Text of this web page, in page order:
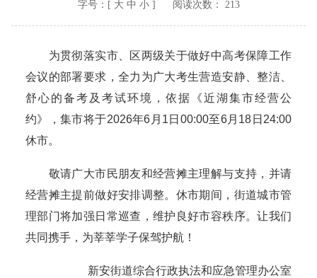
字号：[ 大 中 小] 阅读次数： 213
为贯彻落实市、区两级关于做好中高考保障工作
会议的部署要求，全力为广大考生营造安静、整洁、
舒心的备考及考试环境，依据《近湖集市经营公
约》，集市将于2026年6月1日00:00至6月18日24:00
休市。
敬请广大市民朋友和经营摊主理解与支持，并请
经营摊主提前做好安排调整。休市期间，街道城市管
理部门将加强日常巡查，维护良好市容秩序。让我们
共同携手，为莘莘学子保驾护航！
新安街道综合行政执法和应急管理办公室